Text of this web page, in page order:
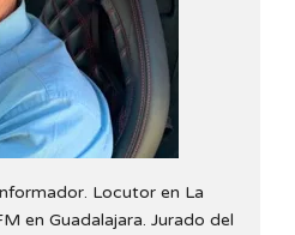
Locutor en La
en Guadalajara. Jurado del